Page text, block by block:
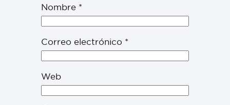
Nombre *
Correo electrónico *
Web